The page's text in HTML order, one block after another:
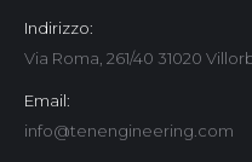
Indirizzo:
Via Roma, 261/40 31020
Email:
info@tenengineering.com